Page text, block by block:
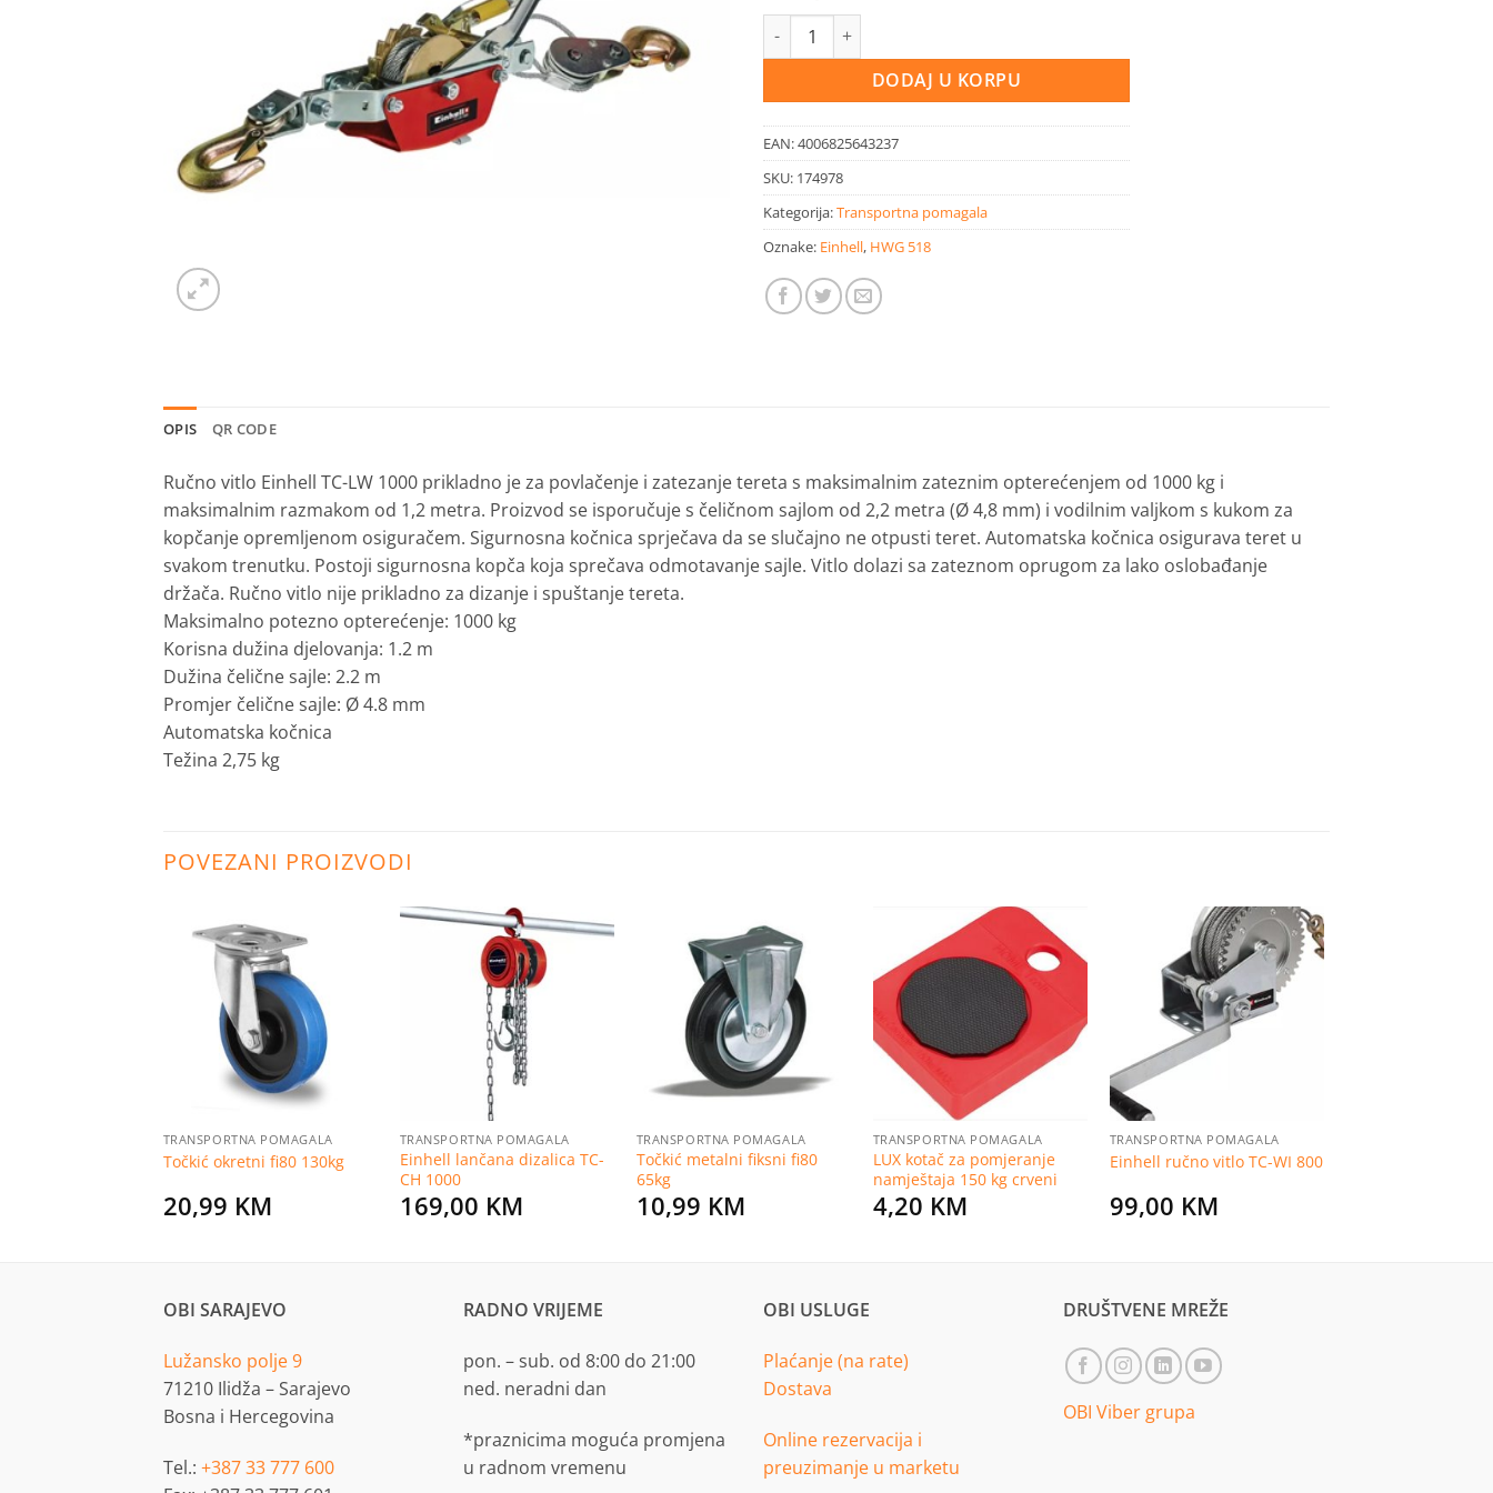
Einhell ručno vitlo TC-LW 100 količina
DODAJ U KORPU
EAN:4006825643237
SKU: 174978
Kategorija:Transportna pomagala
Oznake: Einhell, HWG 518
OPIS QR CODE
Ručno vitlo Einhell TC-LW 1000 prikladno je za povlačenje i zatezanje tereta s maksimalnim zateznim opterećenjem od 1000 kg i
maksimalnim razmakom od 1,2 metra. Proizvod se isporučuje s čeličnom sajlom od 2,2 metra (Ø 4,8 mm) i vodilnim valjkom s kukom za
kopčanje opremljenom osiguračem. Sigurnosna kočnica sprječava da se slučajno ne otpusti teret. Automatska kočnica osigurava teret u
svakom trenutku. Postoji sigurnosna kopča koja sprečava odmotavanje sajle. Vitlo dolazi sa zateznom oprugom za lako oslobađanje
držača. Ručno vitlo nije prikladno za dizanje i spuštanje tereta.
Maksimalno potezno opterećenje: 1000 kg
Korisna dužina djelovanja: 1.2 m
Dužina čelične sajle: 2.2 m
Promjer čelične sajle: Ø 4.8 mm
Automatska kočnica
Težina 2,75 kg
POVEZANI PROIZVODI
TRANSPORTNA POMAGALA
Točkić okretni fi80 130kg
20,99 KM
TRANSPORTNA POMAGALA
Einhell lančana dizalica TC-
CH 1000
169,00 KM
Dodaj
listu
želja
TRANSPORTNA POMAGALA
Točkić metalni fiksni fi80
65kg
10,99 KM
Dodaj
TRANSPORTNA POMAGALA
LUX kotač za pomjeranje
namještaja 150 kg crveni
4,20 KM
Dodaj
na
listu
želja
TRANSPORTNA POMAGALA
Einhell ručno vitlo TC-WI 800
99,00 KM
OBI SARAJEVO
Lužansko polje 9
71210 Ilidža – Sarajevo
Bosna i Hercegovina
Tel.: +387 33 777 600
RADNO VRIJEME
pon. – sub. od 8:00 do 21:00
ned. neradni dan
*praznicima moguća promjena
u radnom vremenu
OBI USLUGE
Plaćanje (na rate)
Dostava
Online rezervacija i
preuzimanje u marketu
DRUŠTVENE MREŽE
OBI Viber grupa